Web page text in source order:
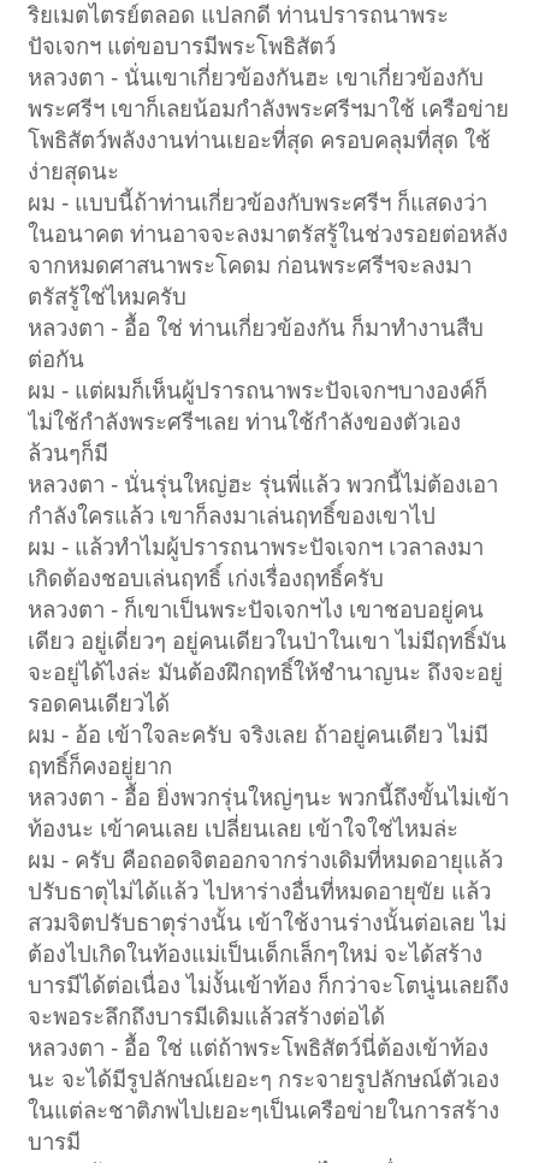
ริยเมตไตรย์ตลอด แปลกดี ท่านปรารถนาพระ
ปัจเจกฯ แต่ขอบารมีพระโพธิสัตว์
หลวงตา - นั่นเขาเกี่ยวข้องกันฮะ เขาเกี่ยวข้องกับ
พระศรีฯ เขาก็เลยน้อมกำลังพระศรีฯมาใช้ เครือข่าย
โพธิสัตว์พลังงานท่านเยอะที่สุด ครอบคลุมที่สุด ใช้
ง่ายสุดนะ
ผม - แบบนี้ถ้าท่านเกี่ยวข้องกับพระศรีฯ ก็แสดงว่า
ในอนาคต ท่านอาจจะลงมาตรัสรู้ในช่วงรอยต่อหลัง
จากหมดศาสนาพระโคดม ก่อนพระศรีฯจะลงมา
ตรัสรู้ใช่ไหมครับ
หลวงตา - อื้อ ใช่ ท่านเกี่ยวข้องกัน ก็มาทำงานสืบ
ต่อกัน
ผม - แต่ผมก็เห็นผู้ปรารถนาพระปัจเจกฯบางองค์ก็
ไม่ใช้กำลังพระศรีฯเลย ท่านใช้กำลังของตัวเอง
ล้วนๆก็มี
หลวงตา - นั่นรุ่นใหญ่ฮะ รุ่นพี่แล้ว พวกนี้ไม่ต้องเอา
กำลังใครแล้ว เขาก็ลงมาเล่นฤทธิ์ของเขาไป
ผม - แล้วทำไมผู้ปรารถนาพระปัจเจกฯ เวลาลงมา
เกิดต้องชอบเล่นฤทธิ์ เก่งเรื่องฤทธิ์ครับ
หลวงตา - ก็เขาเป็นพระปัจเจกฯไง เขาชอบอยู่คน
เดียว อยู่เดี่ยวๆ อยู่คนเดียวในป่าในเขา ไม่มีฤทธิ์มัน
จะอยู่ได้ไงล่ะ มันต้องฝึกฤทธิ์ให้ชำนาญนะ ถึงจะอยู่
รอดคนเดียวได้
ผม - อ้อ เข้าใจละครับ จริงเลย ถ้าอยู่คนเดียว ไม่มี
ฤทธิ์ก็คงอยู่ยาก
หลวงตา - อื้อ ยิ่งพวกรุ่นใหญ่ๆนะ พวกนี้ถึงขั้นไม่เข้า
ท้องนะ เข้าคนเลย เปลี่ยนเลย เข้าใจใช่ไหมล่ะ
ผม - ครับ คือถอดจิตออกจากร่างเดิมที่หมดอายุแล้ว
ปรับธาตุไม่ได้แล้ว ไปหาร่างอื่นที่หมดอายุขัย แล้ว
สวมจิตปรับธาตุร่างนั้น เข้าใช้งานร่างนั้นต่อเลย ไม่
ต้องไปเกิดในท้องแม่เป็นเด็กเล็กๆใหม่ จะได้สร้าง
บารมีได้ต่อเนื่อง ไม่งั้นเข้าท้อง ก็กว่าจะโตนู่นเลยถึง
จะพอระลึกถึงบารมีเดิมแล้วสร้างต่อได้
หลวงตา - อื้อ ใช่ แต่ถ้าพระโพธิสัตว์นี่ต้องเข้าท้อง
นะ จะได้มีรูปลักษณ์เยอะๆ กระจายรูปลักษณ์ตัวเอง
ในแต่ละชาติภพไปเยอะๆเป็นเครือข่ายในการสร้าง
บารมี